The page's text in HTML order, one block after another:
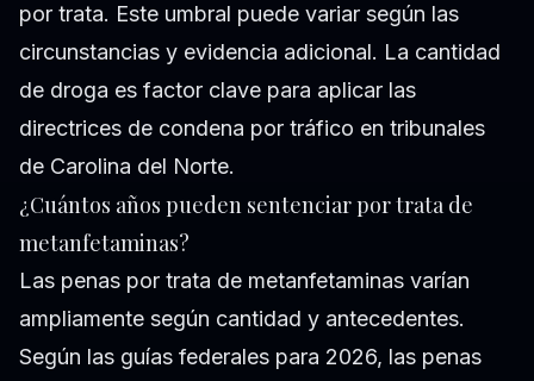
por trata. Este umbral puede variar según las
circunstancias y evidencia adicional. La cantidad
de droga es factor clave para aplicar las
directrices de condena por tráfico en tribunales
de Carolina del Norte.
¿Cuántos años pueden sentenciar por trata de
metanfetaminas?
Las penas por trata de metanfetaminas varían
ampliamente según cantidad y antecedentes.
Según las guías federales para 2026, las penas